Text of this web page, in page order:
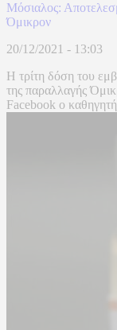
Μόσιαλος:
Όμικρον
20/12/2021 - 13:03
Η τρίτη δόση του
της παραλλαγής
Facebook ο